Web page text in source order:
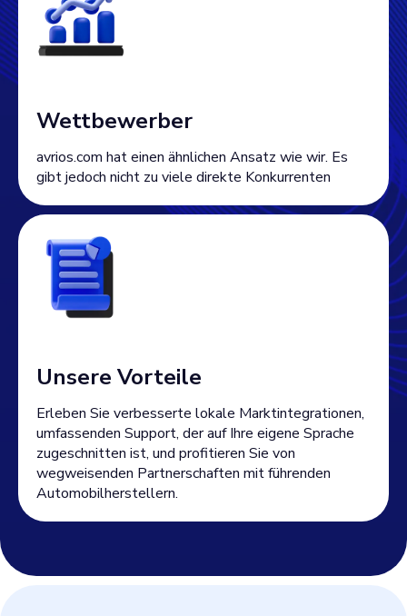
Wettbewerber
avrios.com hat einen ähnlichen Ansatz wie wir. Es
gibt jedoch nicht zu viele direkte Konkurrenten
Unsere Vorteile
Erleben Sie verbesserte lokale Marktintegrationen,
umfassenden Support, der auf Ihre eigene Sprache
zugeschnitten ist, und profitieren Sie von
wegweisenden Partnerschaften mit führenden
Automobilherstellern.